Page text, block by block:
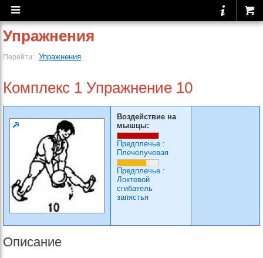
Упражнения
Перейти: Упражнения
Комплекс 1 Упражнение 10
Воздействие на
мышцы:
Предплечье :
Плечелучевая
Предплечье :
Локтевой
сгибатель
запястья
Описание